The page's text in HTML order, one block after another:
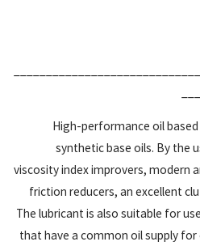
High-performance oil
synthetic base oils. By the
viscosity index improvers, modern
friction reducers, an excellent
The lubricant is also suitable for
that have a common oil supply